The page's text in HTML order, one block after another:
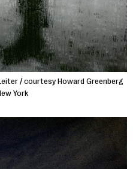
/ courtesy Howard Greenberg
York